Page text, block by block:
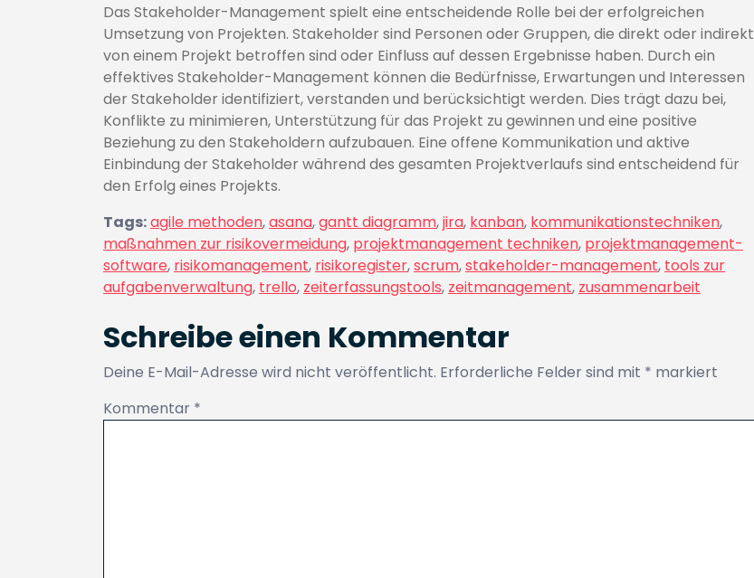
Das Stakeholder-Management spielt eine entscheidende Rolle bei der erfolgreichen
Umsetzung von Projekten. Stakeholder sind Personen oder Gruppen, die direkt oder indirekt
von einem Projekt betroffen sind oder Einfluss auf dessen Ergebnisse haben. Durch ein
effektives Stakeholder-Management können die Bedürfnisse, Erwartungen und Interessen
der Stakeholder identifiziert, verstanden und berücksichtigt werden. Dies trägt dazu bei,
Konflikte zu minimieren, Unterstützung für das Projekt zu gewinnen und eine positive
Beziehung zu den Stakeholdern aufzubauen. Eine offene Kommunikation und aktive
Einbindung der Stakeholder während des gesamten Projektverlaufs sind entscheidend für
den Erfolg eines Projekts.
Tags:agile methoden,asana,gantt diagramm,jira, kanban, kommunikationstechniken,
maßnahmen zur risikovermeidung, projektmanagement techniken, projektmanagement-
software, risikomanagement, risikoregister,scrum,stakeholder-management, tools zur
aufgabenverwaltung, trello, zeiterfassungstools, zeitmanagement, zusammenarbeit
Schreibe einen Kommentar
Deine E-Mail-Adresse wird nicht veröffentlicht. Erforderliche Felder sind mit * markiert
Kommentar *